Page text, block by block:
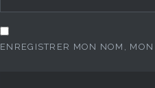
ENREGISTRER MON NOM,